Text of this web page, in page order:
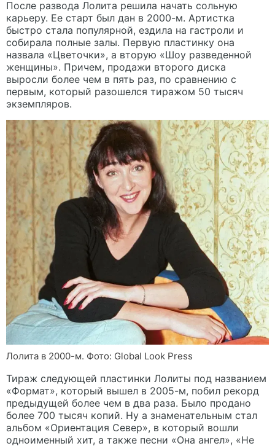
После развода Лолита решила начать сольную
карьеру. Ее старт был дан в 2000-м. Артистка
быстро стала популярной, ездила на гастроли и
собирала полные залы. Первую пластинку она
назвала «Цветочки», а вторую «Шоу разведенной
женщины». Причем, продажи второго диска
выросли более чем в пять раз, по сравнению с
первым, который разошелся тиражом 50 тысяч
экземпляров.
Лолита в 2000-м. Фото: Global Look Press
Тираж следующей пластинки Лолиты под названием
«Формат», который вышел в 2005-м, побил рекорд
предыдущей более чем в два раза. Было продано
более 700 тысяч копий. Ну а знаменательным стал
альбом «Ориентация Север», в который вошли
одноименный хит, а также песни «Она ангел», «Не